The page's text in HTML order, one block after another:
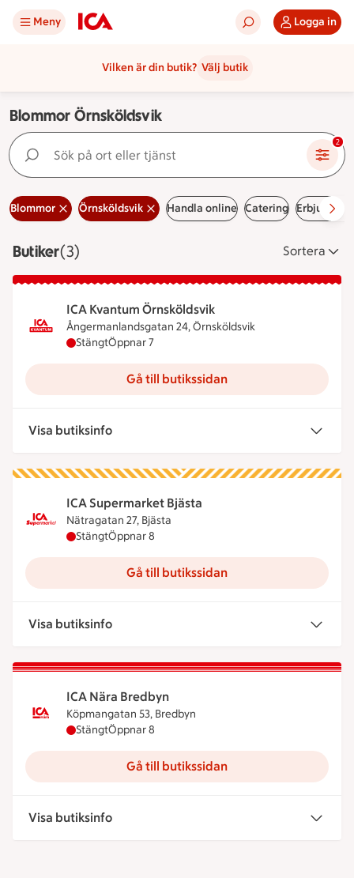
Meny Logga in
Vilken är din butik? Välj butik
Blommor Örnsköldsvik
Sök på ort eller tjänst 2
Blommor Örnsköldsvik Handla online Catering
ButikerVisar 3 stycken
(3) Sortera
ICA Kvantum Örnsköldsvik
Ångermanlandsgatan 24, Örnsköldsvik
ICA Kvantum Örnsköldsvik har stängt, öppnar
StängtÖppnar 7
Gå till butikssidan
Visa butiksinfo
ICA Supermarket Bjästa
Nätragatan 27, Bjästa
ICA Supermarket Bjästa har stängt, öppnar
StängtÖppnar 8
Gå till butikssidan
Visa butiksinfo
ICA Nära Bredbyn
Köpmangatan 53, Bredbyn
ICA Nära Bredbyn har stängt, öppnar klockan 8
StängtÖppnar 8
Gå till butikssidan
Visa butiksinfo